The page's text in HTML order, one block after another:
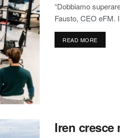
“Dobbiamo
Fausto, CEO eFM.
READ MORE
Iren cresce